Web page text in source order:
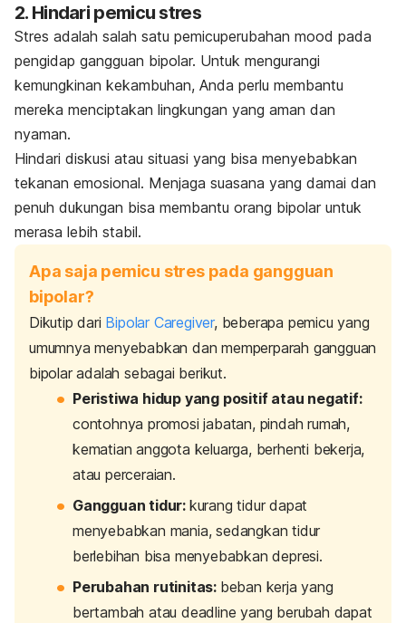
2. Hindari pemicu stres
Stres adalah salah satu pemicuperubahan mood pada
pengidap gangguan bipolar. Untuk mengurangi
kemungkinan kekambuhan, Anda perlu membantu
mereka menciptakan lingkungan yang aman dan
nyaman.
Hindari diskusi atau situasi yang bisa menyebabkan
tekanan emosional. Menjaga suasana yang damai dan
penuh dukungan bisa membantu orang bipolar untuk
merasa lebih stabil.
Apa saja pemicu stres pada gangguan
bipolar?
Dikutip dari Bipolar Caregiver, beberapa pemicu yang
umumnya menyebabkan dan memperparah gangguan
bipolar adalah sebagai berikut.
Peristiwa hidup yang positif atau negatif:
contohnyapromosi jabatan, pindah rumah,
kematian anggota keluarga, berhenti bekerja,
atau perceraian.
Gangguan tidur: kurang tidur dapat
menyebabkan mania, sedangkan tidur
berlebihan bisa menyebabkan depresi.
Perubahan rutinitas: beban kerja yang
bertambah ataudeadlineyang berubah dapat